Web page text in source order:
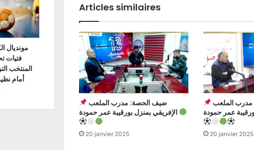
Articles similaires
20 janvier 2025 20 janvier 2025
مونديال
المنتخب
أمام